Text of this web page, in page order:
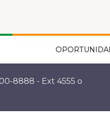
8888 - Ext 4555 o